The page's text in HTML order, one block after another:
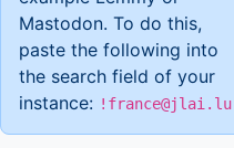
Mastodon. To do this,
paste the following into
the search field of your
instance: !france@jlai.lu